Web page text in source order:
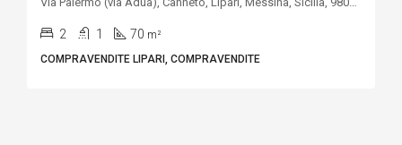
2 1 70 m²
COMPRAVENDITE LIPARI, COMPRAVENDITE